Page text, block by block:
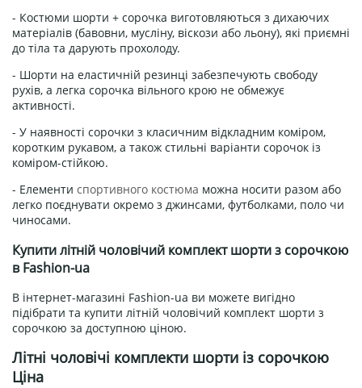
- Костюми шорти + сорочка виготовляються з дихаючих
матеріалів (бавовни, мусліну, віскози або льону), які приємні
до тіла та дарують прохолоду.
- Шорти на еластичній резинці забезпечують свободу
рухів, а легка сорочка вільного крою не обмежує
активності.
- У наявності сорочки з класичним відкладним коміром,
коротким рукавом, а також стильні варіанти сорочок із
коміром-стійкою.
- Елементи спортивного костюма можна носити разом або
легко поєднувати окремо з джинсами, футболками, поло чи
чиносами.
Купити літній чоловічий комплект шорти з сорочкою
в Fashion-ua
В інтернет-магазині Fashion-ua ви можете вигідно
підібрати та купити літній чоловічий комплект шорти з
сорочкою за доступною ціною.
Літні чоловічі комплекти шорти із сорочкою
Ціна